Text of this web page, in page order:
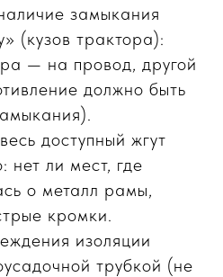
замыкания
(кузов трактора):
— на провод, другой
должно быть
доступный жгут
нет ли мест, где
о металл рамы,
кромки.
изоляции
трубкой (не